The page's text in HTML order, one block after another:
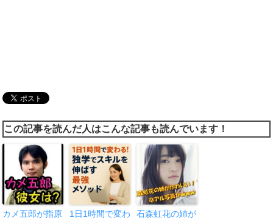
この記事を読んだ人はこんな記事も読んでいます！
カメ五郎が指原
1日1時間で変わ
石森虹花の姉が